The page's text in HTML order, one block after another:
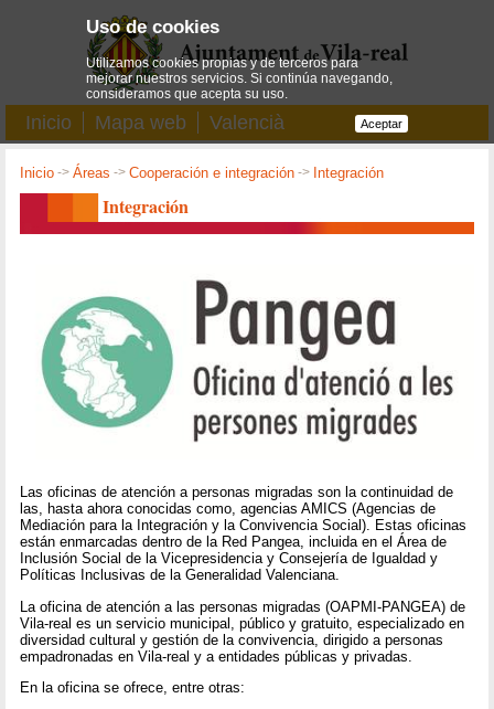
Inicio Mapa web Valencià
Inicio ->Áreas ->Cooperación e integración -> Integración
Integración
Las oficinas de atención a personas migradas son la continuidad de
las, hasta ahora conocidas como, agencias AMICS (Agencias de
Mediación para la Integración y la Convivencia Social). Estas oficinas
están enmarcadas dentro de la Red Pangea, incluida en el Área de
Inclusión Social de la Vicepresidencia y Consejería de Igualdad y
Políticas Inclusivas de la Generalidad Valenciana.
La oficina de atención a las personas migradas (OAPMI-PANGEA) de
Vila-real es un servicio municipal, público y gratuito, especializado en
diversidad cultural y gestión de la convivencia, dirigido a personas
empadronadas en Vila-real y a entidades públicas y privadas.
En la oficina se ofrece, entre otras:
Uso de cookies
Utilizamos cookies propias y de terceros para
mejorar nuestros servicios. Si continúa navegando,
consideramos que acepta su uso.
Aceptar